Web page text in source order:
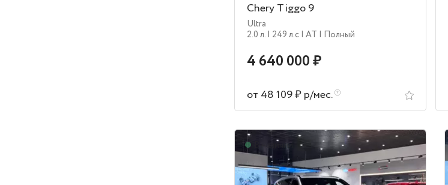
Chery Tiggo 9
Ultra
2.0 л. | 249 л.c | AT | Полный
4 640 000 ₽
от 48 109 ₽ р/мес.
В наличии